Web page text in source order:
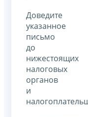
Доведите
указанное
письмо
до
нижестоящих
налоговых
органов
и